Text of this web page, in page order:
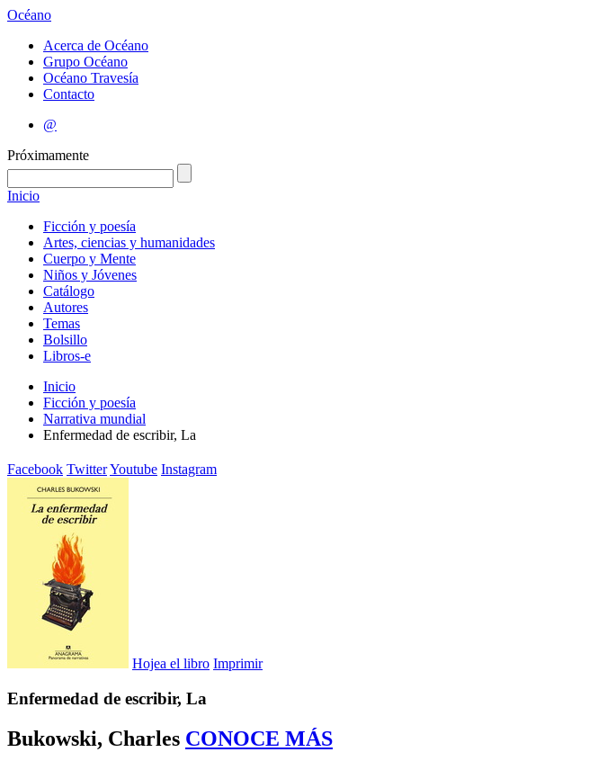
Océano
Acerca de Océano
Grupo Océano
Océano Travesía
Contacto
@
Próximamente
Inicio
Ficción y poesía
Artes, ciencias y humanidades
Cuerpo y Mente
Niños y Jóvenes
Catálogo
Autores
Temas
Bolsillo
Libros-e
Inicio
Ficción y poesía
Narrativa mundial
Enfermedad de escribir, La
Facebook TwitterYoutube Instagram
Hojea el libro Imprimir
Enfermedad de escribir, La
Bukowski, Charles CONOCE MÁS